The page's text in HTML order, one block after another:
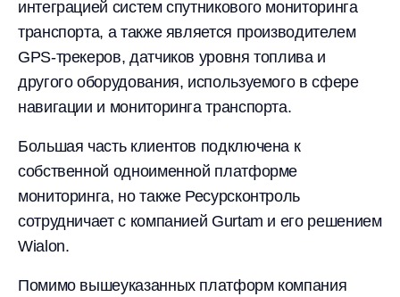
интеграцией систем спутникового мониторинга
транспорта, а также является производителем
GPS-трекеров, датчиков уровня топлива и
другого оборудования, используемого в сфере
навигации и мониторинга транспорта.
Большая часть клиентов подключена к
собственной одноименной платформе
мониторинга, но также Ресурсконтроль
сотрудничает с компанией Gurtam и его решением
Wialon.
Помимо вышеуказанных платформ компания